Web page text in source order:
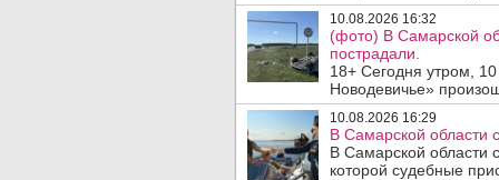
10.08.2026 16:32
(фото) В Самарской
пострадали.
18+ Сегодня утром,
Новодевичье»
10.08.2026 16:29
В Самарской области
В Самарской области
которой судебные